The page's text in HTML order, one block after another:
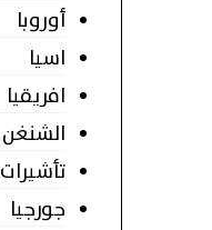
أوروبا
اسيا
افريقيا
الشنغن
تأشيرات
جورجيا